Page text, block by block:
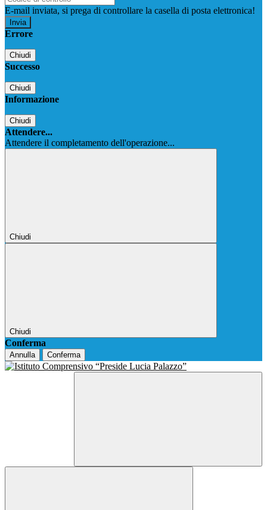
E-mail inviata, si prega di controllare la casella di posta elettronica!
Errore
Chiudi
Successo
Chiudi
Informazione
Chiudi
Attendere...
Attendere il completamento dell'operazione...
Chiudi
Chiudi
Conferma
Annulla Conferma